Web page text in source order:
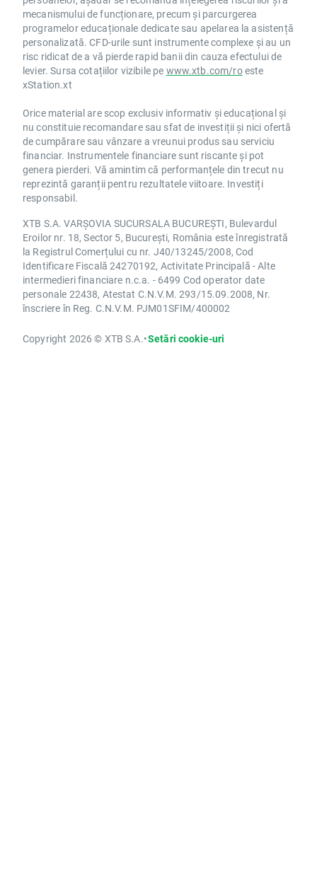
mecanismului de funcționare, precum și parcurgerea
programelor educaționale dedicate sau apelarea la asistență
personalizată. CFD-urile sunt instrumente complexe și au un
risc ridicat de a vă pierde rapid banii din cauza efectului de
levier. Sursa cotațiilor vizibile pe www.xtb.com/roeste
xStation.xt
Orice material are scop exclusiv informativ și educațional și
nu constituie recomandare sau sfat de investiții și nici ofertă
de cumpărare sau vânzare a vreunui produs sau serviciu
financiar. Instrumentele financiare sunt riscante și pot
genera pierderi. Vă amintim că performanțele din trecut nu
reprezintă garanții pentru rezultatele viitoare. Investiți
responsabil.
XTB S.A. VARȘOVIA SUCURSALA BUCUREȘTI, Bulevardul
Eroilor nr. 18, Sector 5, București, România este înregistrată
la Registrul Comerțului cu nr. J40/13245/2008, Cod
Identificare Fiscală 24270192, Activitate Principală - Alte
intermedieri financiare n.c.a. - 6499 Cod operator date
personale 22438, Atestat C.N.V.M. 293/15.09.2008, Nr.
înscriere în Reg. C.N.V.M. PJM01SFIM/400002
Copyright 2026 © XTB S.A.•Setări cookie-uri